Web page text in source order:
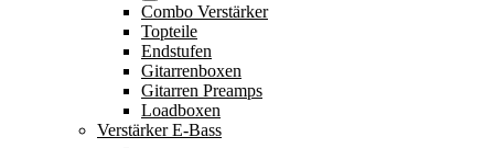
Combo Verstärker
Topteile
Endstufen
Gitarrenboxen
Gitarren Preamps
Loadboxen
Verstärker E-Bass